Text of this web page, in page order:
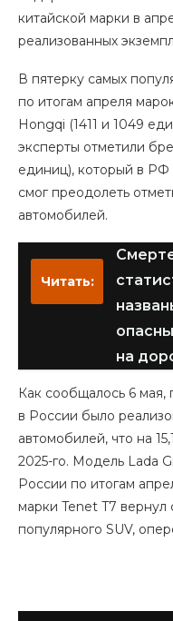
китайской марки в
реализованных
В пятерку самых
по итогам апреля
Hongqi (1411 и 1049
эксперты отметили
единиц), который в РФ
смог преодолеть
автомобилей.
Читать:
на
Как сообщалось 6 мая,
в России было
автомобилей, что на
2025-го. Модель Lada
России по итогам
марки Tenet T7 вернул
популярного SUV,